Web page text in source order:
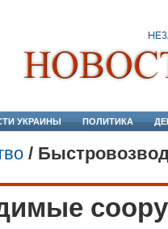
УКРАИНЫ ПОЛИТИКА
/